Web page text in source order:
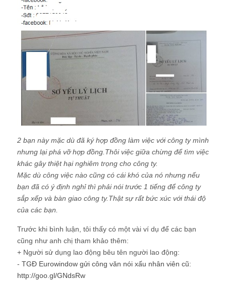
2 bạn này mặc dù đã ký hợp đồng làm việc với công ty mình
nhưng lại phá vỡ hợp đồng.Thôi việc giữa chừng để tìm việc
khác gây thiệt hại nghiêm trọng cho công ty.
Mặc dù công việc nào cũng có cái khó của nó nhưng nếu
bạn đã có ý định nghỉ thì phải nói trước 1 tiếng để công ty
sắp xếp và bàn giao công ty.Thật sự rất bức xúc với thái độ
của các bạn.
Trước khi bình luận, tôi thấy có một vài ví dụ để các bạn
cũng như anh chị tham khảo thêm:
+ Người sử dụng lao động bêu tên người lao động:
- TGĐ Eurowindow gửi công văn nói xấu nhân viên cũ:
http://goo.gl/GNdsRw